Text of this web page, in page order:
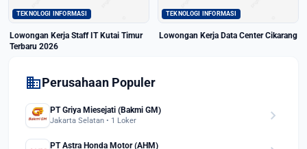
TEKNOLOGI INFORMASI
Lowongan Kerja Staff IT Kutai Timur
Terbaru 2026
TEKNOLOGI INFORMASI
Lowongan Kerja Data Center Cikarang
domainPerusahaan Populer
PT Griya Miesejati (Bakmi GM)
Jakarta Selatan • 1 Loker chevron_right
PT Astra Honda Motor (AHM)